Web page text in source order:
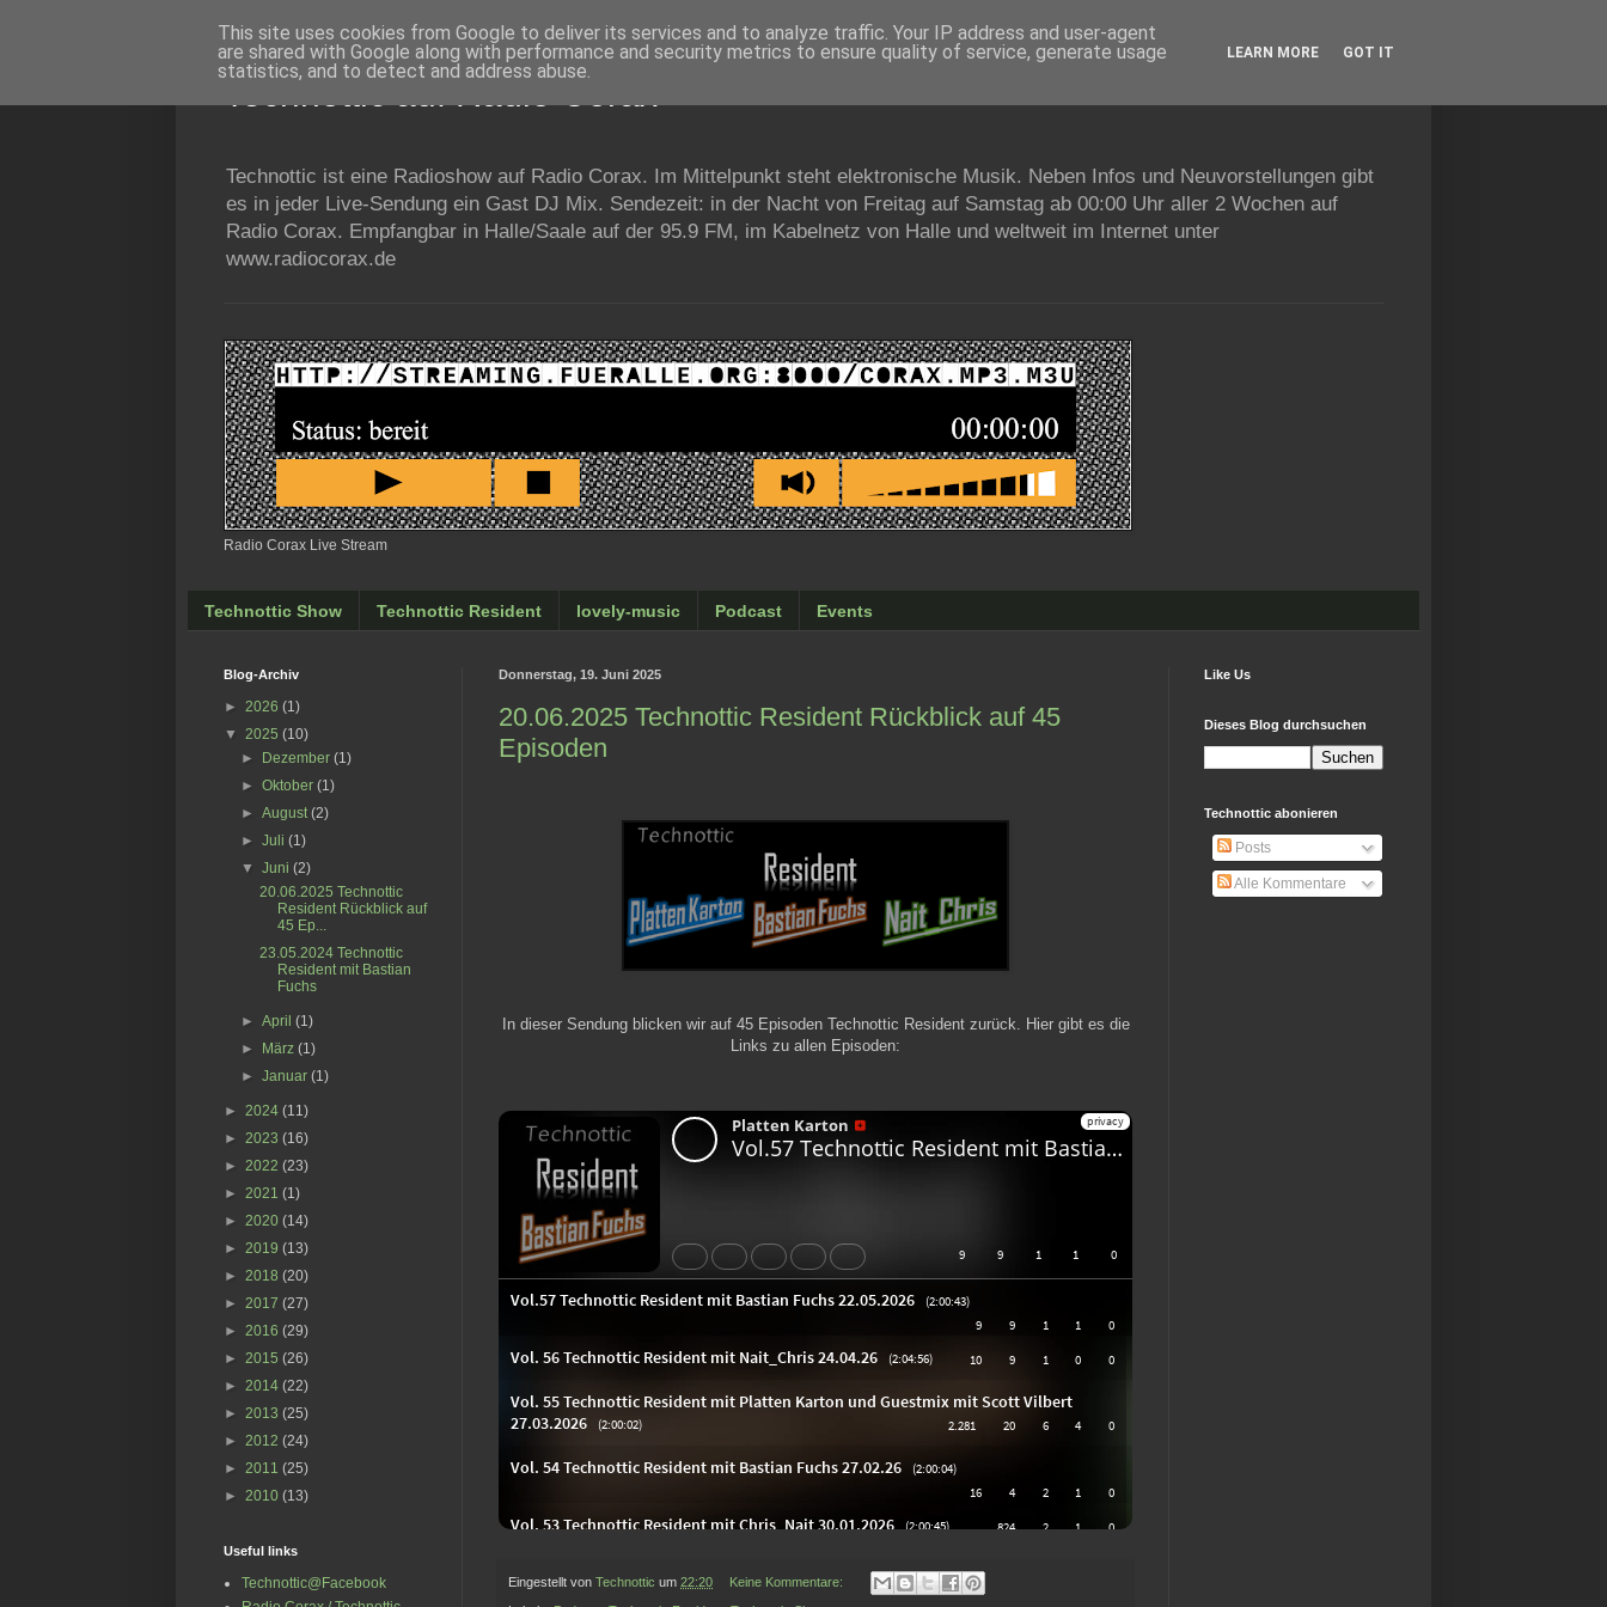
Technottic auf Radio Corax
Technottic ist eine Radioshow auf Radio Corax. Im Mittelpunkt steht elektronische Musik. Neben Infos und Neuvorstellungen gibt
es in jeder Live-Sendung ein Gast DJ Mix. Sendezeit: in der Nacht von Freitag auf Samstag ab 00:00 Uhr aller 2 Wochen auf
Radio Corax. Empfangbar in Halle/Saale auf der 95.9 FM, im Kabelnetz von Halle und weltweit im Internet unter
www.radiocorax.de
Radio Corax Live Stream
Technottic Show Technottic Resident lovely-music Podcast Events
Donnerstag, 19. Juni 2025
20.06.2025 Technottic Resident Rückblick auf 45
Episoden
In dieser Sendung blicken wir auf 45 Episoden Technottic Resident zurück. Hier gibt es die
Links zu allen Episoden:
Eingestellt von Technottic um 22:20 Keine Kommentare:
Blog-Archiv
► 2026 (1)
▼ 2025 (10)
►
Dezember(1)
►Oktober(1)
►August(2)
►Juli(1)
▼Juni(2)
20.06.2025 Technottic
Resident Rückblick auf
45 Ep...
23.05.2024 Technottic
Resident mit Bastian
Fuchs
►April(1)
►
März(1)
►Januar(1)
► 2024 (11)
► 2023 (16)
► 2022 (23)
► 2021 (1)
► 2020 (14)
► 2019 (13)
► 2018 (20)
► 2017 (27)
► 2016 (29)
► 2015 (26)
► 2014 (22)
► 2013 (25)
► 2012 (24)
► 2011 (25)
► 2010 (13)
Useful links
Technottic@Facebook
Like Us
Dieses Blog durchsuchen
Technottic abonieren
Posts
Alle Kommentare
This site uses cookies from Google to deliver its services and to analyze traffic. Your IP address and user-agent
are shared with Google along with performance and security metrics to ensure quality of service, generate usage
statistics, and to detect and address abuse.
LEARN MORE GOT IT